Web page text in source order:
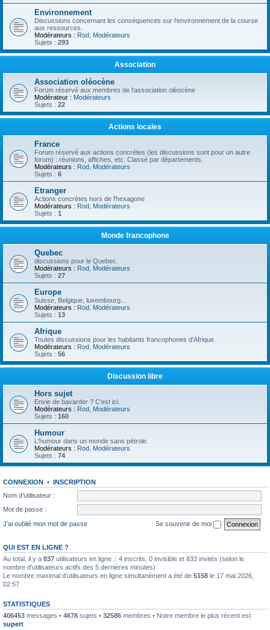
Environnement
Discussions concernant les conséquences sur l'environnement de la course
aux ressources.
Modérateurs : Rod Modérateurs
Sujets : 293
Association
Association oléocène
Forum réservé aux membres de l'association oléocène
Modérateur : Modérateurs
Sujets : 22
Actions locales
France
Forum réservé aux actions concrètes (les discussions sont pour un autre
forum) : réunions, affiches, etc. Classé par départements.
Modérateurs : Rod Modérateurs
Sujets : 6
Etranger
Actions concrètes hors de l'hexagone
Modérateurs : Rod Modérateurs
Sujets : 1
Monde francophone
Quebec
discussions pour le Quebec.
Modérateurs : Rod Modérateurs
Sujets : 27
Europe
Suisse, Belgique, luxembourg...
Modérateurs : Rod Modérateurs
Sujets : 13
Afrique
Toutes discussions pour les habitants francophones d'Afrique.
Modérateurs : Rod Modérateurs
Sujets : 56
Discussion libre
Hors sujet
Envie de bavarder ? C'est ici.
Modérateurs : Rod Modérateurs
Sujets : 160
Humour
L'humour dans un monde sans pétrole.
Modérateurs : Rod Modérateurs
Sujets : 74
CONNEXION • INSCRIPTION
Nom d’utilisateur :
Mot de passe :
J’ai oublié mon mot de passe
Se souvenir de moi
QUI EST EN LIGNE ?
Au total, il y a 837 utilisateurs en ligne :: 4 inscrits, 0 invisible et 833 invités (selon le
nombre d’utilisateurs actifs des 5 dernières minutes)
Le nombre maximal d’utilisateurs en ligne simultanément a été de 5158 le 17 mai 2026,
02:57
STATISTIQUES
406453 messages • 4678 sujets • 32586 membres • Notre membre le plus récent est
supert